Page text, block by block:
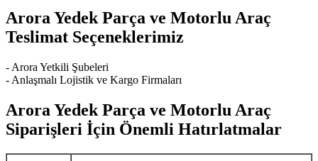
Arora Yedek Parça ve Motorlu Araç
Teslimat Seçeneklerimiz
- Arora Yetkili Şubeleri
- Anlaşmalı Lojistik ve Kargo Firmaları
Arora Yedek Parça ve Motorlu Araç
Siparişleri İçin Önemli Hatırlatmalar